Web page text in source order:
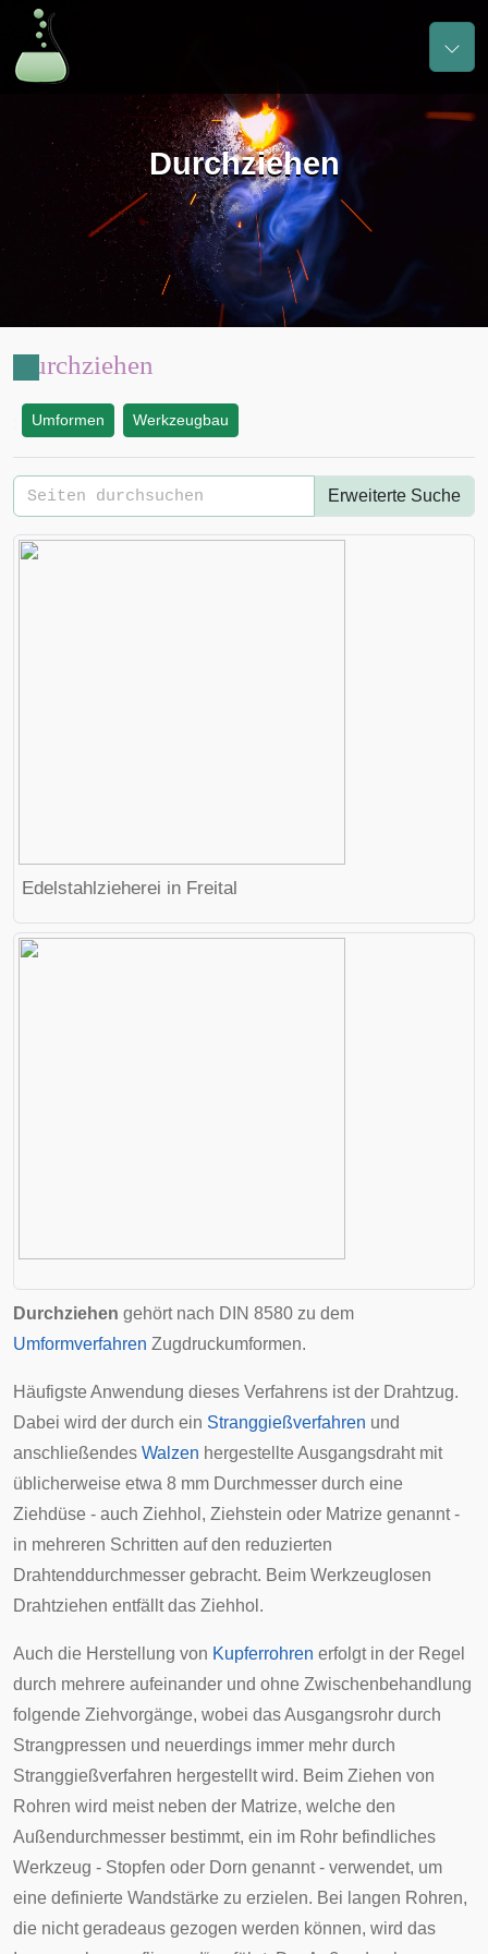
Durchziehen
Durchziehen
Umformen Werkzeugbau
Erweiterte Suche
Edelstahlzieherei in Freital
Durchziehen gehört nach DIN 8580 zu dem
Umformverfahren Zugdruckumformen.
Häufigste Anwendung dieses Verfahrens ist der Drahtzug.
Dabei wird der durch ein Stranggießverfahren und
anschließendes Walzen hergestellte Ausgangsdraht mit
üblicherweise etwa 8 mm Durchmesser durch eine
Ziehdüse - auch Ziehhol, Ziehstein oder Matrize genannt -
in mehreren Schritten auf den reduzierten
Drahtenddurchmesser gebracht. Beim Werkzeuglosen
Drahtziehen entfällt das Ziehhol.
Auch die Herstellung von Kupferrohren erfolgt in der Regel
durch mehrere aufeinander und ohne Zwischenbehandlung
folgende Ziehvorgänge, wobei das Ausgangsrohr durch
Strangpressen und neuerdings immer mehr durch
Stranggießverfahren hergestellt wird. Beim Ziehen von
Rohren wird meist neben der Matrize, welche den
Außendurchmesser bestimmt, ein im Rohr befindliches
Werkzeug - Stopfen oder Dorn genannt - verwendet, um
eine definierte Wandstärke zu erzielen. Bei langen Rohren,
die nicht geradeaus gezogen werden können, wird das